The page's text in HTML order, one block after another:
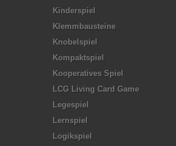
Kinderspiel
Klemmbausteine
Knobelspiel
Kompaktspiel
Kooperatives Spiel
LCG Living Card Game
Legespiel
Lernspiel
Logikspiel